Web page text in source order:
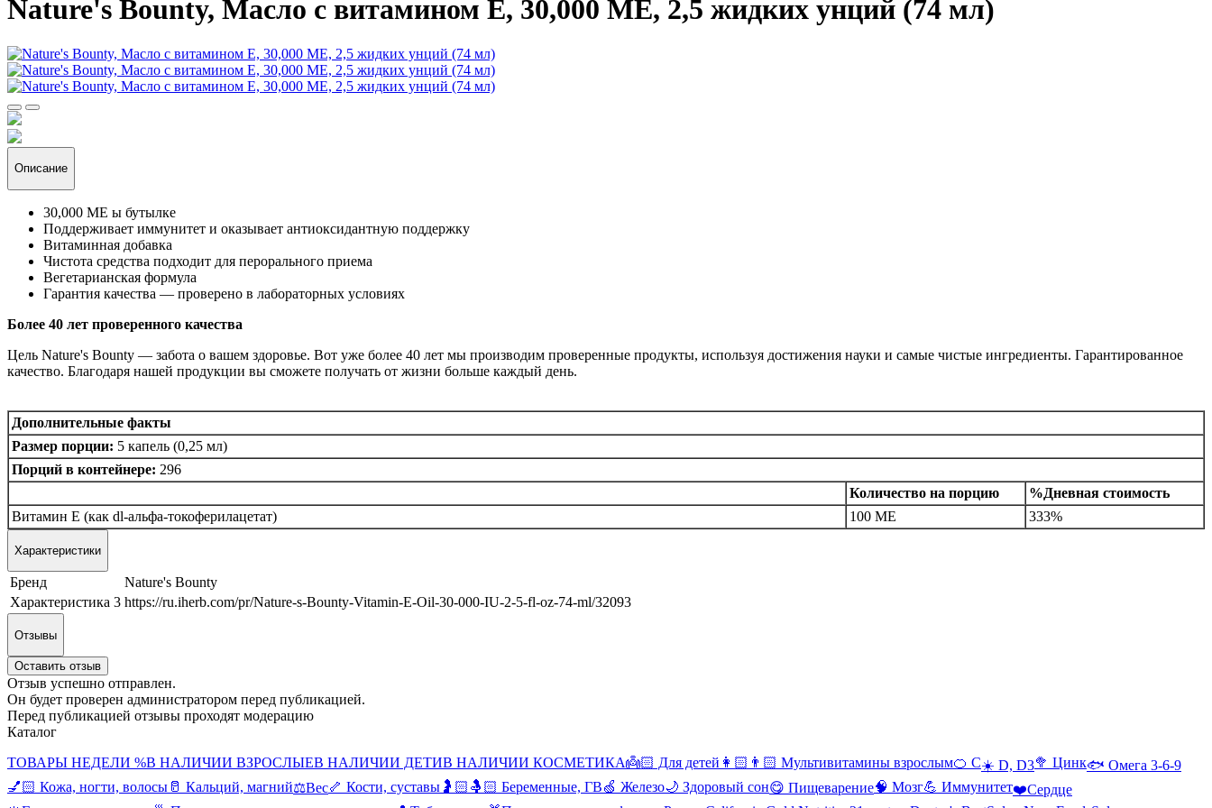
Nature's Bounty, Масло с витамином E, 30,000 МЕ, 2,5 жидких унций (74 мл)
Описание
30,000 МЕ ы бутылке
Поддерживает иммунитет и оказывает антиоксидантную поддержку
Витаминная добавка
Чистота средства подходит для перорального приема
Вегетарианская формула
Гарантия качества — проверено в лабораторных условиях
Более 40 лет проверенного качества
Цель Nature's Bounty — забота о вашем здоровье. Вот уже более 40 лет мы производим проверенные продукты, используя достижения науки и самые чистые ингредиенты. Гарантированное
качество. Благодаря нашей продукции вы сможете получать от жизни больше каждый день.
Дополнительные факты
Размер порции: 5 капель (0,25 мл)
Порций в контейнере: 296
Количество на порцию
%Дневная стоимость
Витамин Е (как dl-альфа-токоферилацетат)
100 МЕ 333%
Характеристики
Бренд
Nature's Bounty
Характеристика 3 https://ru.iherb.com/pr/Nature-s-Bounty-Vitamin-E-Oil-30-000-IU-2-5-fl-oz-74-ml/32093
Отзывы
Оставить отзыв
Отзыв успешно отправлен.
Он будет проверен администратором перед публикацией.
Перед публикацией отзывы проходят модерацию
Каталог
ТОВАРЫ НЕДЕЛИ %В НАЛИЧИИ ВЗРОСЛЫЕВ НАЛИЧИИ ДЕТИВ НАЛИЧИИ КОСМЕТИКА👼🏻 Для детей 👩🏻👨🏻 Мультивитамины взрослым🍊 С☀️ D, D3🥦 Цинк🐟 Омега 3-6-9
💅🏻 Кожа, ногти, волосы 🥛 Кальций, магний⚖️Вес🦴 Кости, суставы 🤰🏻🤱🏻 Беременные, ГВ🍏 Железо🌙 Здоровый сон😋 Пищеварение🧠 Мозг💪 Иммунитет❤️Сердце